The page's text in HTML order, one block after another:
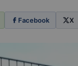
Facebook X